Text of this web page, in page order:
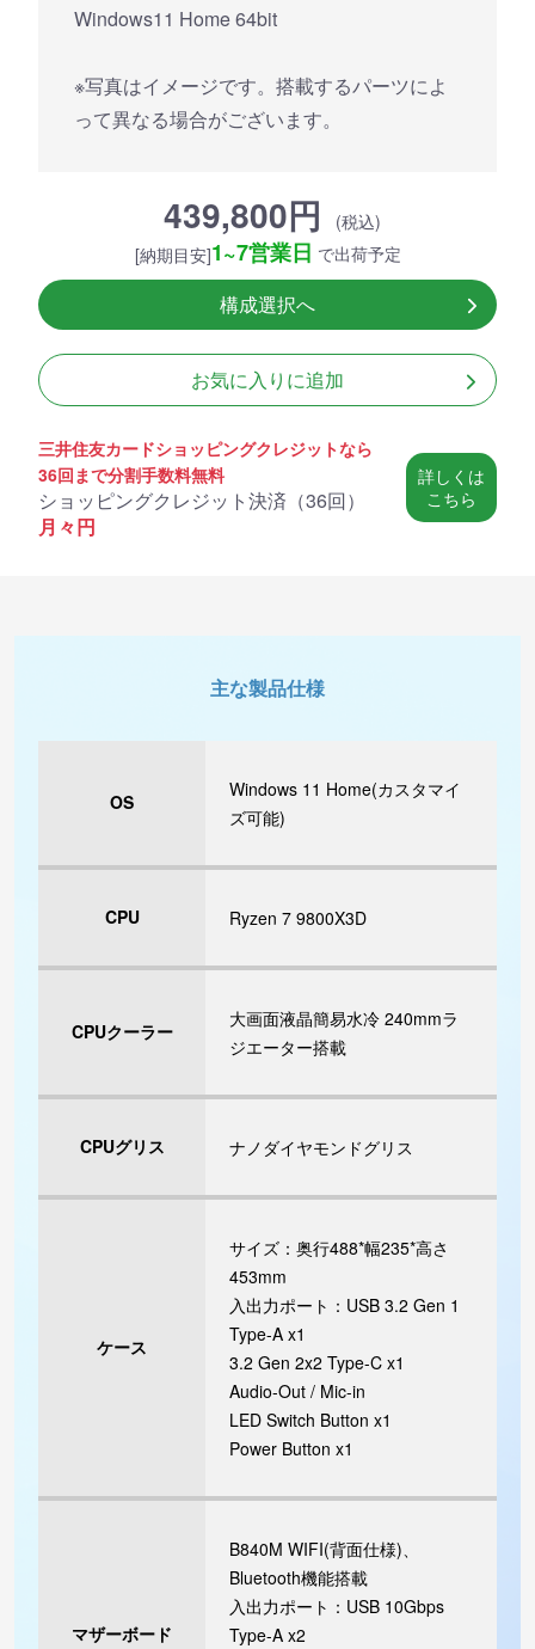
Windows11 Home 64bit
※写真はイメージです。搭載するパーツによ
って異なる場合がございます。
439,800円
(税込)
[納期目安]1~7営業日 で出荷予定
構成選択へ
お気に入りに追加
三井住友カードショッピングクレジットなら
36回まで分割手数料無料
ショッピングクレジット決済（36回）
月々円
詳しくは
こちら
主な製品仕様
OS
Windows 11 Home(カスタマイ
ズ可能)
CPU Ryzen 7 9800X3D
CPUクーラー
大画面液晶簡易水冷 240mmラ
ジエーター搭載
CPUグリス ナノダイヤモンドグリス
ケース
サイズ：奥行488*幅235*高さ
453mm
入出力ポート：USB 3.2 Gen 1
Type-A x1
3.2 Gen 2x2 Type-C x1
Audio-Out / Mic-in
LED Switch Button x1
Power Button x1
マザーボード
B840M WIFI(背面仕様)、
Bluetooth機能搭載
入出力ポート：USB 10Gbps
Type-A x2